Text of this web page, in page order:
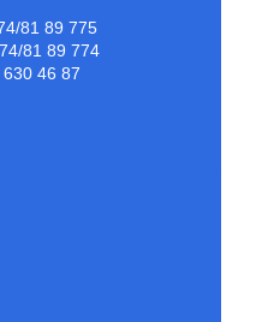
81 89 775
81 89 774
46 87